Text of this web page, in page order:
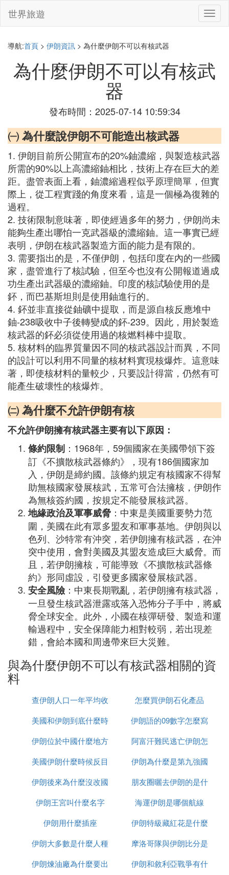
切
換
世界旅遊
導航:首頁 > 伊朗資訊 > 為什麼伊朗不可以有核武器
為什麼伊朗不可以有核武
器
發布時間：2025-07-14 10:59:34
㈠ 為什麼說伊朗不可能造出核武器
1. 伊朗目前所公開宣布的20%鈾濃縮，與製造核武器
所需的90%以上高濃縮鈾相比，技術上存在巨大的差
距。盡管表面上看，鈾濃縮過程似乎原理簡單，但實
際上，從工程實踐的角度來看，這是一個極為復雜的
過程。
2. 技術限制意味著，即使經過多年的努力，伊朗尚未
能夠生產出哪怕一克武器級的濃縮鈾。這一事實已經
表明，伊朗在核武器製造方面的能力是有限的。
3. 需要指出的是，不僅伊朗，包括印度在內的一些國
家，盡管進行了核試驗，但至今也沒有公開報道過成
功生產出武器級的濃縮鈾。印度的核試驗使用的是
鈈，而巴基斯坦則是使用鈾進行的。
4. 鈈並非直接從鈾礦中提取，而是源自核反應堆中
鈾-238吸收中子後轉變成的鈈-239。因此，用於製造
核武器的鈈必須從使用過的核燃料棒中提取。
5. 核材料的臨界質量因不同的核武器設計而異，不同
的設計可以利用不同量的核材料實現核爆炸。這意味
著，即使核材料的量較少，只要設計得當，仍然有可
能產生破壞性的核爆炸。
㈡ 為什麼不允許伊朗有核
不允許伊朗擁有核武器主要有以下原因：
條約限制 ：1968年，59個國家在美國帶領下簽
訂《不擴散核武器條約》，現有186個國家加
入，伊朗是締約國。該條約規定有核國家不得幫
助無核國家發展核武，五常可合法擁核，伊朗作
為無核簽約國，按規定不能發展核武器。
地緣政治及軍事威脅 ：中東是美國重要勢力范
圍，美國在此有眾多盟友和軍事基地。伊朗與以
色列、沙特常有沖突，若伊朗擁有核武器，在沖
突中使用，會對美國及其盟友造成巨大威脅。而
且，若伊朗擁核，可能導致《不擴散核武器條
約》形同虛設，引發更多國家發展核武器。
安全風險：中東長期戰亂，若伊朗擁有核武器，
一旦發生核武器泄露或落入恐怖分子手中，將威
脅全球安全。此外，小國在核彈研發、製造和運
輸過程中，安全保障能力相對較弱，若出現差
錯，會給本國和周邊帶來巨大災難。
與為什麼伊朗不可以有核武器相關的資
料
查伊朗人口一年平均收
入多少
怎麼買伊朗石化產品
美國和伊朗到底什麼時
候打
伊朗語的09數字怎麼寫
伊朗位於中國什麼地方
阿富汗難民逃亡伊朗怎
麼辦
美國伊朗什麼時候反目
伊朗為什麼是第九強國
伊朗後來為什麼沒改國
名
朋友圈曬去伊朗的是什
麼梗
伊朗王宮叫什麼名字
海運伊朗是哪個航線
伊朗用什麼插座
伊朗特級藏紅花是什麼
伊朗大多數是什麼人種
摩洛哥隊與伊朗比分是
多少
伊朗煉油廠為什麼要出
伊朗和敘利亞戰爭有什